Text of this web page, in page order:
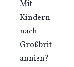
Mit
Kindern
nach
Großbrit
annien?